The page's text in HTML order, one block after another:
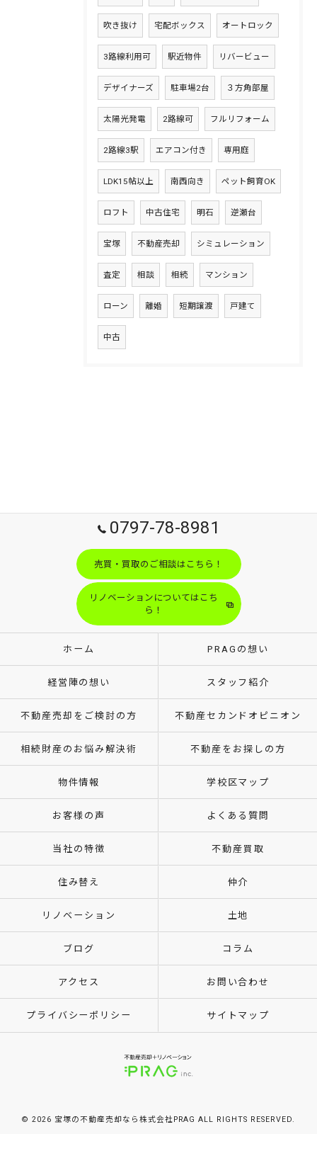
吹き抜け 宅配ボックス オートロック
3路線利用可 駅近物件 リバービュー
デザイナーズ 駐車場2台 ３方角部屋
太陽光発電 2路線可 フルリフォーム
2路線3駅 エアコン付き 専用庭
LDK15帖以上 南西向き ペット飼育OK
ロフト 中古住宅 明石 逆瀬台
宝塚 不動産売却 シミュレーション
査定 相談 相続 マンション
ローン 離婚 短期譲渡 戸建て
中古
0797-78-8981
売買・買取のご相談はこちら！
リノベーションについてはこち
ら！
ホーム PRAGの想い
経営陣の想い スタッフ紹介
不動産売却をご検討の方 不動産セカンドオピニオン
相続財産のお悩み解決術 不動産をお探しの方
物件情報 学校区マップ
お客様の声 よくある質問
当社の特徴 不動産買取
住み替え 仲介
リノベーション 土地
ブログ コラム
アクセス お問い合わせ
プライバシーポリシー サイトマップ
© 2026 宝塚の不動産売却なら株式会社PRAG ALL RIGHTS RESERVED.